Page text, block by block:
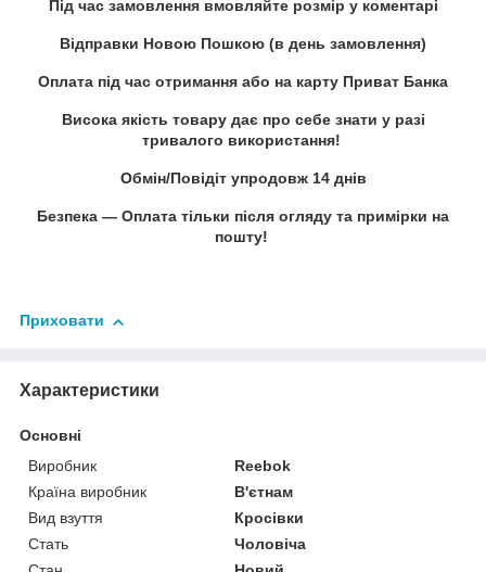
Під час замовлення вмовляйте розмір у коментарі
Відправки Новою Пошкою (в день замовлення)
Оплата під час отримання або на карту Приват Банка
Висока якість товару дає про себе знати у разі
тривалого використання!
Обмін/Повідіт упродовж 14 днів
Безпека — Оплата тільки після огляду та примірки на
пошту!
Приховати
Характеристики
Основні
Виробник
Reebok
Країна виробник
В'єтнам
Вид взуття
Кросівки
Стать
Чоловіча